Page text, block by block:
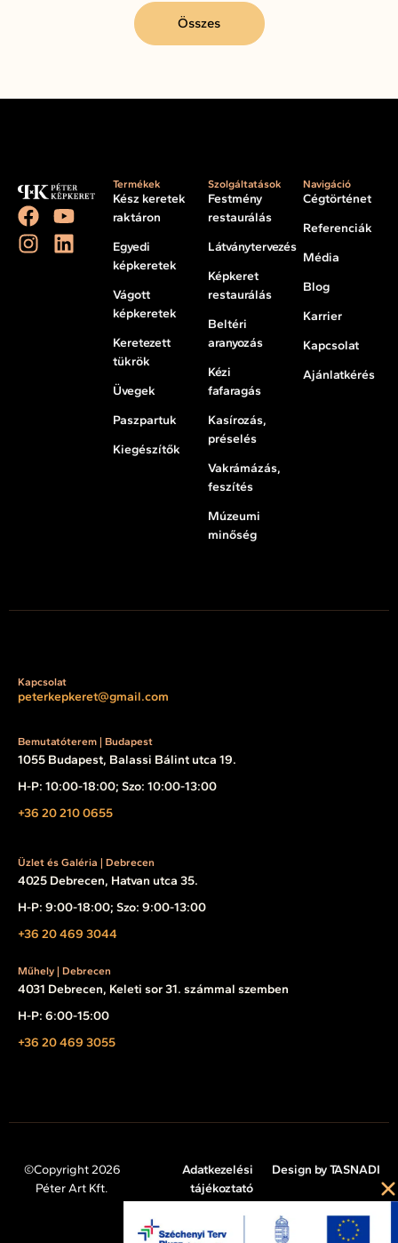
Összes
Termékek
Kész keretek
raktáron
Egyedi
képkeretek
Vágott
képkeretek
Keretezett
tükrök
Üvegek
Paszpartuk
Kiegészítők
Szolgáltatások
Festmény
restaurálás
Látványtervezés
Képkeret
restaurálás
Beltéri
aranyozás
Kézi
fafaragás
Kasírozás,
préselés
Vakrámázás,
feszítés
Múzeumi
minőség
Navigáció
Cégtörténet
Referenciák
Média
Blog
Karrier
Kapcsolat
Ajánlatkérés
Kapcsolat
peterkepkeret@gmail.com
Bemutatóterem | Budapest
1055 Budapest, Balassi Bálint utca 19.
H-P: 10:00-18:00; Szo: 10:00-13:00
+36 20 210 0655
Üzlet és Galéria | Debrecen
4025 Debrecen, Hatvan utca 35.
H-P: 9:00-18:00; Szo: 9:00-13:00
+36 20 469 3044
Műhely | Debrecen
4031 Debrecen, Keleti sor 31. számmal szemben
H-P: 6:00-15:00
+36 20 469 3055
©Copyright 2026
Péter Art Kft.
Adatkezelési
tájékoztató
Cookie tájékoztató
Design by TASNADI